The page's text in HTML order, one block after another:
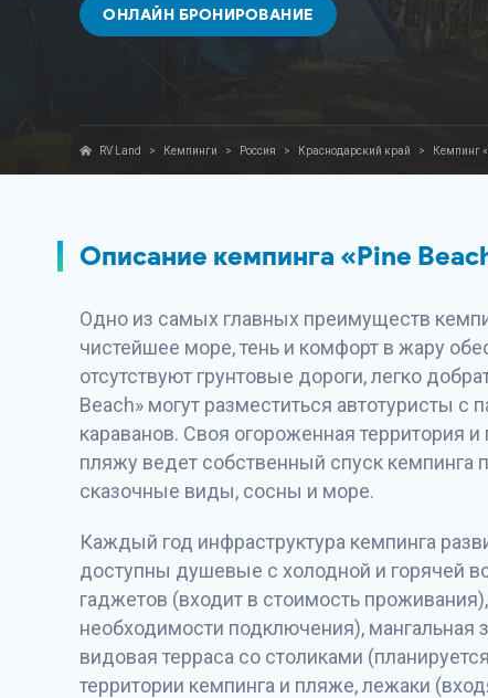
ОНЛАЙН БРОНИРОВАНИЕ
RV Land > Кемпинги > Россия > Краснодарский край > Кемпинг
Описание кемпинга «Pine
Одно из самых главных преимуществ
чистейшее море, тень и комфорт в жару
отсутствуют грунтовые дороги, легко
Beach» могут разместиться автотуристы
караванов. Своя огороженная территория
пляжу ведет собственный спуск
сказочные виды, сосны и море.
Каждый год инфраструктура кемпинга
доступны душевые с холодной и горячей
гаджетов (входит в стоимость
необходимости подключения), мангальная
видовая терраса со столиками
территории кемпинга и пляже, лежаки